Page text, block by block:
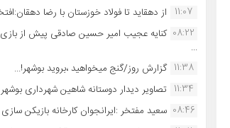
11:07 از دهقاید تا فولاد خوزستان با رضا
08:22 کنایه عجیب امیر حسین صادقی پیش از
...
11:38 گزارش روز/گنج میخواهید ،بروید بوشهر!...
11:34 تصاویر دیدار دوستانه شاهین شهردارى
08:46 سعید مفتخر :ایرانجوان کارخانه بازیکن سازی